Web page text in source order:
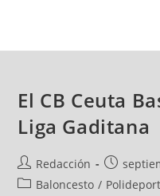
El CB Ceuta
Liga Gaditana
Redacción
Baloncesto /